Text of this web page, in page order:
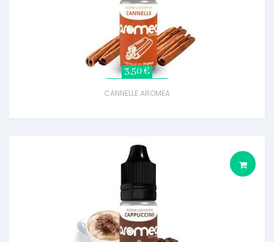
3,50 €
CANNELLE AROMEA